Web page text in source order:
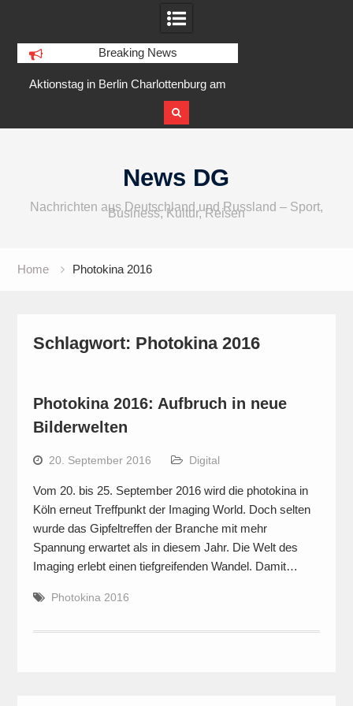
Breaking News
Aktionstag in Berlin Charlottenburg am
5 August 2026 am Goslarer Ufer
News DG
Nachrichten aus Deutschland und Russland – Sport,
Business, Kultur, Reisen
Home Photokina 2016
Schlagwort: Photokina 2016
Photokina 2016: Aufbruch in neue
Bilderwelten
20. September 2016 Digital
Vom 20. bis 25. September 2016 wird die photokina in
Köln erneut Treffpunkt der Imaging World. Doch selten
wurde das Gipfeltreffen der Branche mit mehr
Spannung erwartet als in diesem Jahr. Die Welt des
Imaging erlebt einen tiefgreifenden Wandel. Damit…
Photokina 2016